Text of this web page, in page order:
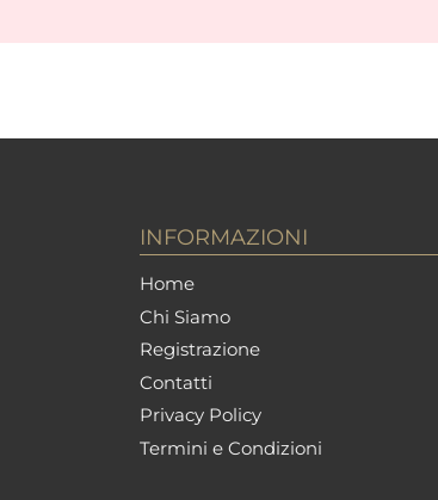
INFORMAZIONI
Home
Chi Siamo
Registrazione
Contatti
Privacy Policy
Termini e Condizioni